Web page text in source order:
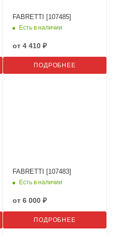
FABRETTI [107485]
Есть в наличии
от 4 410 ₽
ПОДРОБНЕЕ
FABRETTI [107483]
Есть в наличии
от 6 000 ₽
ПОДРОБНЕЕ